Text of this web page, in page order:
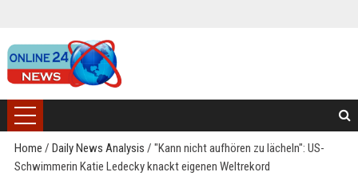
Home / Daily News Analysis / "Kann nicht aufhören zu lächeln": US-
Schwimmerin Katie Ledecky knackt eigenen Weltrekord